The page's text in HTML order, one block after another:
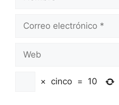
electrónico
× cinco = 10